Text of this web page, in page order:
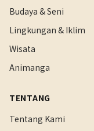
Budaya & Seni
Lingkungan & Iklim
Wisata
Animanga
TENTANG
Tentang Kami